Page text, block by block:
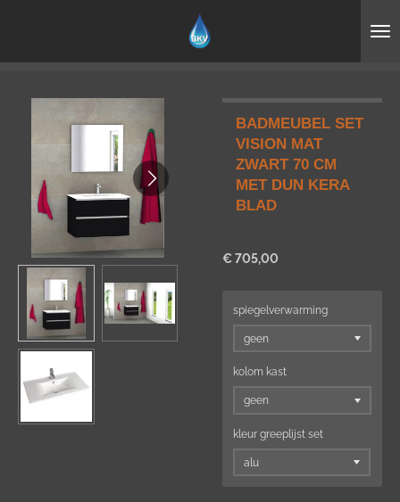
BADMEUBEL SET
VISION MAT
ZWART 70 CM
MET DUN KERA
BLAD
€ 705,00
spiegelverwarming
kolom kast
kleur greeplijst set